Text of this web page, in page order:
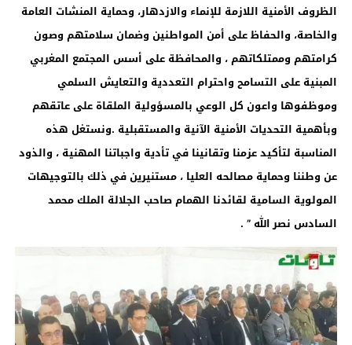
الظروف الأمنية اللازمة للإنماء والازدهار، وحماية المنشات العامة
والخاصة، والحفاظ على أمن المواطنين وضمان سلامتهم وصون
كرامتهم وممتلكاتهم ، والمحافظة على أسس المجتمع المغربي
المبنية على التسامح واحترام التعددية والتعايش السلمي
وموظفوها واعون كل الوعي بالمسؤولية الملقاة على عاتقهم
وبأهمية التحديات الأمنية الآنية والمستقبلية .ونستغل هذه
المناسبة لتأكيد عزمنا وتقانينا في تأدية واجباتنا المهنية ، والذود
عن وطننا وحماية مصالحه العليا ، مستنيرين في ذلك بالتوجيهات
المولوية السامية لقائدنا الهمام صاحب الجلالة الملك محمد
السادس نصر الله ” .